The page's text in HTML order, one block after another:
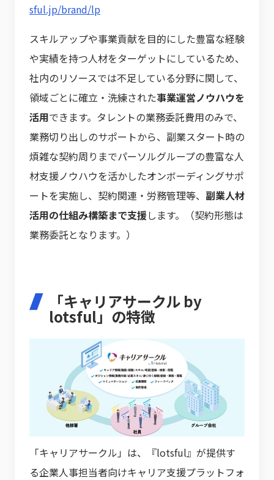
sful.jp/brand/lp
スキルアップや事業貢献を目的にした豊富な経験
や実績を持つ人材をターゲットにしているため、
社内のリソースでは不足している分野に関して、
領域ごとに確立・洗練された事業運営ノウハウを
活用できます。タレントの業務委託費用のみで、
業務切り出しのサポートから、副業スタート時の
煩雑な契約周りまでパーソルグループの豊富な人
材支援ノウハウを活かしたオンボーディングサポ
ートを実施し、契約関連・労務管理等、 副業人材
活用の仕組み構築まで支援します。（契約形態は
業務委託となります。）
「キャリアサークル by
lotsful」の特徴
「キャリアサークル」は、『lotsful』が提供す
る企業人事担当者向けキャリア支援プラットフォ